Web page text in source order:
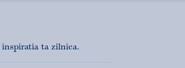
ta zilnica.